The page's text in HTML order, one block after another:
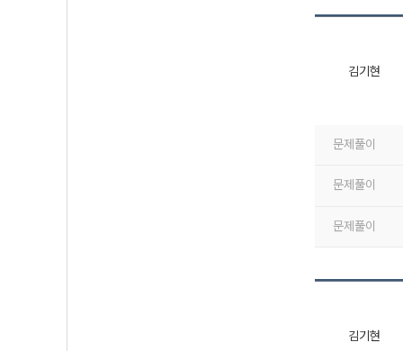
김기현
문제풀이
문제풀이
문제풀이
김기현